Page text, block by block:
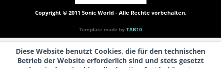
Copyright © 2011 Sonic World - Alle Rechte vorbehalten.
Template made by TAB10
Diese Website benutzt Cookies, die für den technischen
Betrieb der Website erforderlich sind und stets gesetzt